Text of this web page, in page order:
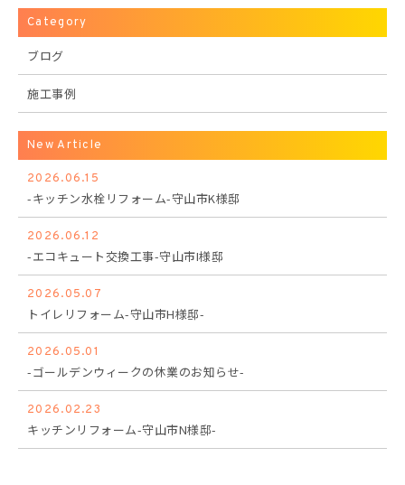
Category
ブログ
施工事例
New Article
2026.06.15
-キッチン水栓リフォーム-守山市K様邸
2026.06.12
-エコキュート交換工事-守山市I様邸
2026.05.07
トイレリフォーム-守山市H様邸-
2026.05.01
-ゴールデンウィークの休業のお知らせ-
2026.02.23
キッチンリフォーム-守山市N様邸-